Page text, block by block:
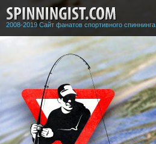
2008-2019 Сайт фанатов спортивного спиннинга